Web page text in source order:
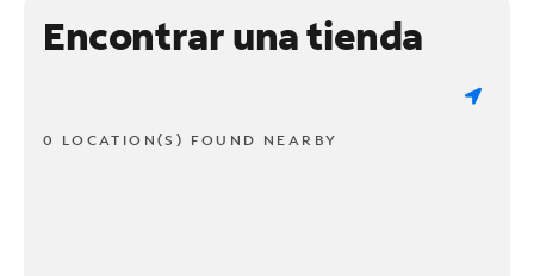
Encontrar una tienda
0 LOCATION(S) FOUND NEARBY